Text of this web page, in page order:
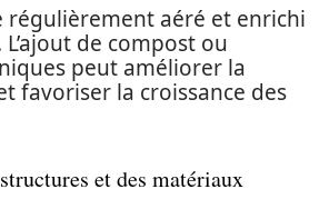
régulièrement aéré et enrichi
de compost ou
peut améliorer la
favoriser la croissance des
et des matériaux